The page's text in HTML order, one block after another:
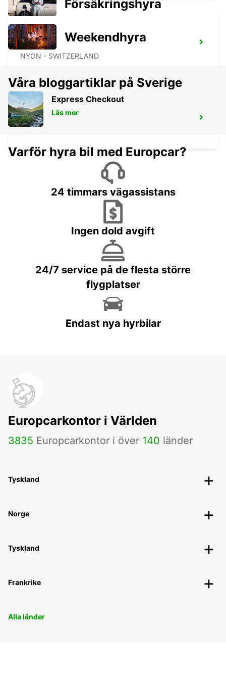
NYON
NYON - SWITZERLAND
ANNECY
Försäkringshyra
Weekendhyra
Våra bloggartiklar på Sverige
Express Checkout
Läs mer
Varför hyra bil med Europcar?
24 timmars vägassistans
Ingen dold avgift
24/7 service på de flesta större
flygplatser
Endast nya hyrbilar
Europcarkontor i Världen
3835 Europcarkontor i över 140 länder
Tyskland
Norge
Tyskland
Frankrike
Alla länder